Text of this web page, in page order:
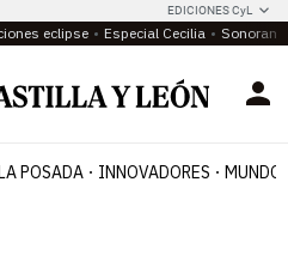
EDICIONES CyL
eclipse Especial Cecilia
POSADA INNOVADORES MUNDO